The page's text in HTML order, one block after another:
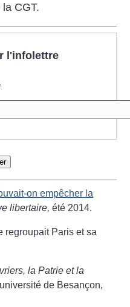
CGT.
l'infolettre
on empêcher la
libertaire, été 2014.
regroupait Paris et sa
la Patrie et la
université de Besançon,